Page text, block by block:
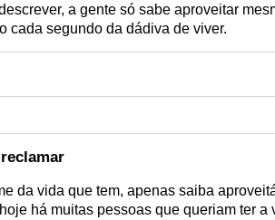
a gente só sabe aproveitar
cada segundo da dádiva de viver.
da vida que tem, apenas saiba
há muitas pessoas que queriam ter a